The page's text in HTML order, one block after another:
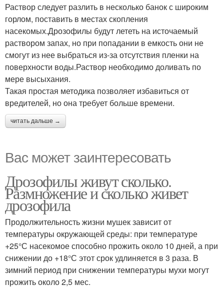
Раствор следует разлить в несколько банок с широким
горлом, поставить в местах скопления
насекомых.Дрозофилы будут лететь на источаемый
раствором запах, но при попадании в емкость они не
смогут из нее выбраться из-за отсутствия пленки на
поверхности воды.Раствор необходимо доливать по
мере высыхания.
Такая простая методика позволяет избавиться от
вредителей, но она требует больше времени.
читать дальше →
Вас может заинтересовать
Дрозофилы живут сколько.
Размножение и сколько живет
дрозофила
Продолжительность жизни мушек зависит от
температуры окружающей среды: при температуре
+25°С насекомое способно прожить около 10 дней, а при
снижении до +18°С этот срок удлиняется в 3 раза. В
зимний период при снижении температуры мухи могут
прожить около 2,5 мес.